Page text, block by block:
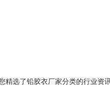
精选了铅胶衣厂家分类的行业资